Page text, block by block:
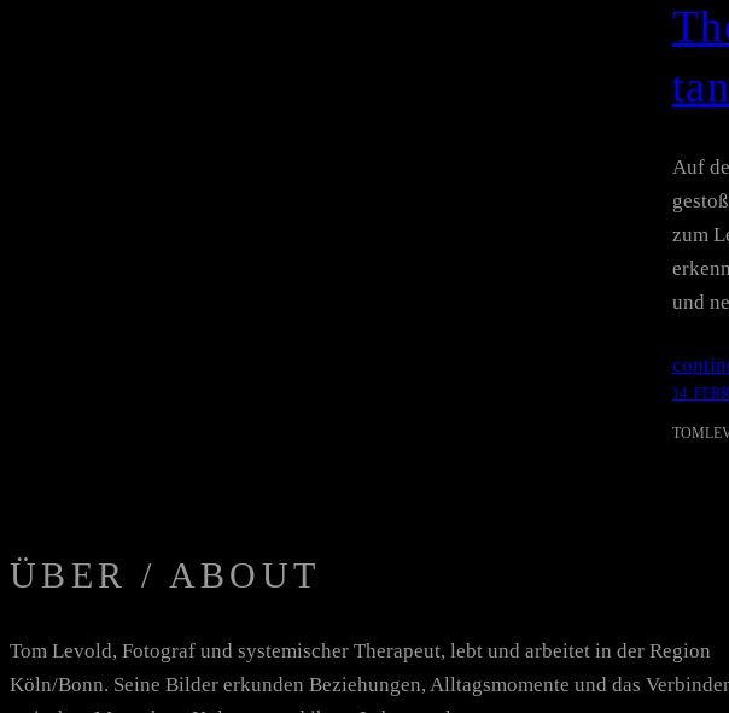
Auf
zum
und
14.
ÜBER / ABOUT
Tom Levold, Fotograf und systemischer Therapeut, lebt und arbeitet in der Region
Köln/Bonn. Seine Bilder erkunden Beziehungen, Alltagsmomente und das